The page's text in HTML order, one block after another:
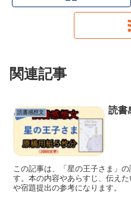
関連記事
読書感想文 読書
この記事は、「星の王子さま」
す。本の内容やあらすじ、伝え
や宿題提出の参考になります。